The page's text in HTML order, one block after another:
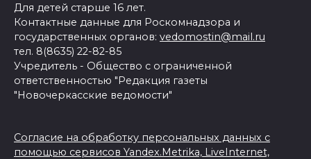
Для детей старше 16 лет.
Контактные данные для Роскомнадзора и
государственных органов: vedomostin@mail.ru
тел. 8(8635) 22-82-85
Учредитель - Общество с ограниченной
ответственностью "Редакция газеты
"Новочеркасские ведомости"
Согласие на обработку персональных данных с
помощью сервисов Yandex.Metrika, LiveInternet,